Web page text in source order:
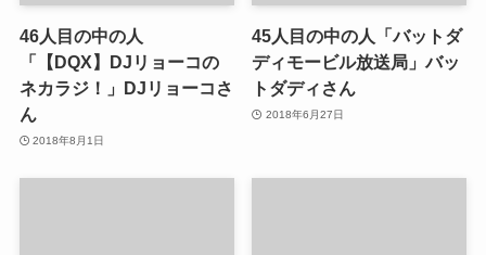
46人目の中の人
「【DQX】DJリョーコの
ネカラジ！」DJリョーコさ
ん
2018年8月1日
45人目の中の人「バットダ
ディモービル放送局」バッ
トダディさん
2018年6月27日